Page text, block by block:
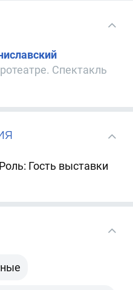
Спектакль
Гость выставки